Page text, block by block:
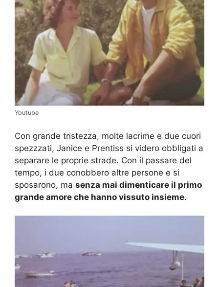
Youtube
Con grande tristezza, molte lacrime e due cuori
spezzzati, Janice e Prentiss si videro obbligati a
separare le proprie strade. Con il passare del
tempo, i due conobbero altre persone e si
sposarono, ma senza mai dimenticare il primo
grande amore che hanno vissuto insieme.